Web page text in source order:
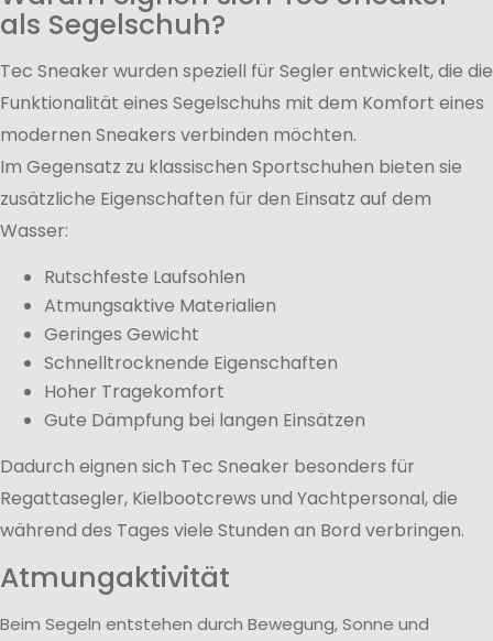
als Segelschuh?
Tec Sneaker wurden speziell für Segler entwickelt, die die
Funktionalität eines Segelschuhs mit dem Komfort eines
modernen Sneakers verbinden möchten.
Im Gegensatz zu klassischen Sportschuhen bieten sie
zusätzliche Eigenschaften für den Einsatz auf dem
Wasser:
Rutschfeste Laufsohlen
Atmungsaktive Materialien
Geringes Gewicht
Schnelltrocknende Eigenschaften
Hoher Tragekomfort
Gute Dämpfung bei langen Einsätzen
Dadurch eignen sich Tec Sneaker besonders für
Regattasegler, Kielbootcrews und Yachtpersonal, die
während des Tages viele Stunden an Bord verbringen.
Atmungaktivität
Beim Segeln entstehen durch Bewegung, Sonne und